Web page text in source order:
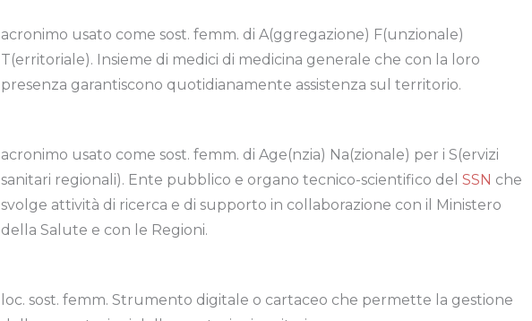
acronimo usato come sost. femm. di A(ggregazione) F(unzionale)
T(erritoriale). Insieme di medici di medicina generale che con la loro
presenza garantiscono quotidianamente assistenza sul territorio.
acronimo usato come sost. femm. di Age(nzia) Na(zionale) per i S(ervizi
sanitari regionali). Ente pubblico e organo tecnico-scientifico del SSN che
svolge attività di ricerca e di supporto in collaborazione con il Ministero
della Salute e con le Regioni.
loc. sost. femm. Strumento digitale o cartaceo che permette la gestione